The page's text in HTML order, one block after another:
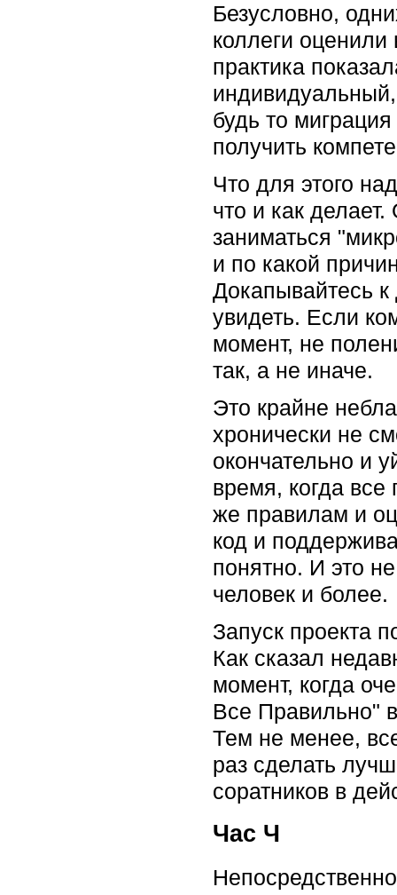
Безусловно,
коллеги
практика
индивидуальный,
будь то
получить
Что для этого
что и как
заниматься
и по какой
Докапывайтесь к
увидеть. Если
момент, не
так, а не иначе.
Это крайне
хронически не
окончательно и
время, когда
же правилам и
код и
понятно. И это
человек и более.
Запуск проекта
Как сказал
момент, когда
Все Правильно"
Тем не менее,
раз сделать
соратников в
Час Ч